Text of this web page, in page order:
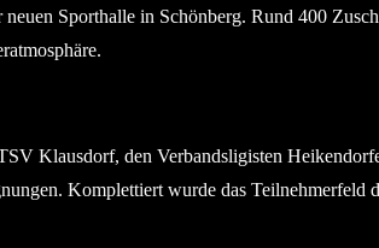
Sporthalle in Schönberg. Rund 400
Klausdorf, den Verbandsligisten
Komplettiert wurde das Teilnehmerfeld